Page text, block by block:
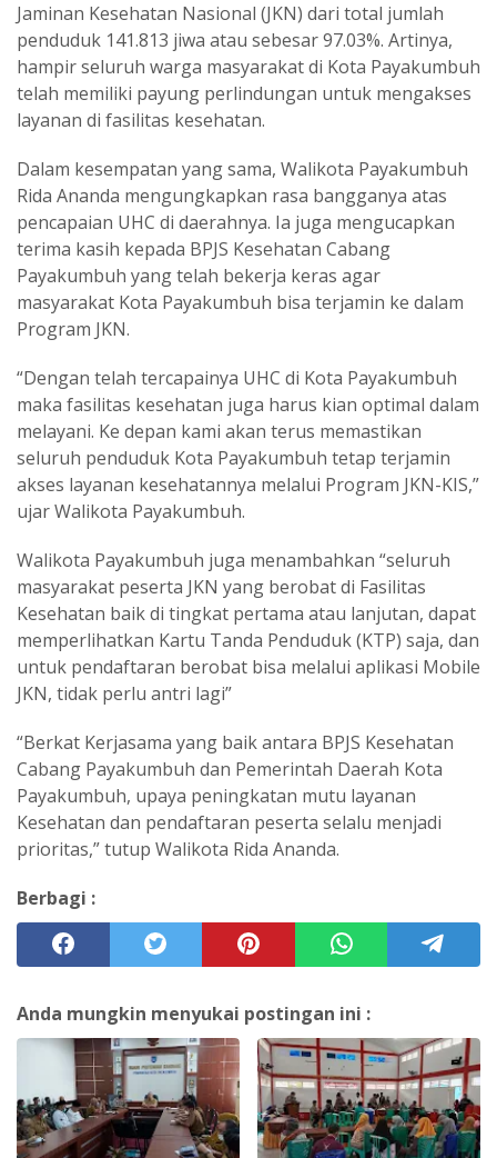
Jaminan Kesehatan Nasional (JKN) dari total jumlah
penduduk 141.813 jiwa atau sebesar 97.03%. Artinya,
hampir seluruh warga masyarakat di Kota Payakumbuh
telah memiliki payung perlindungan untuk mengakses
layanan di fasilitas kesehatan.
Dalam kesempatan yang sama, Walikota Payakumbuh
Rida Ananda mengungkapkan rasa bangganya atas
pencapaian UHC di daerahnya. Ia juga mengucapkan
terima kasih kepada BPJS Kesehatan Cabang
Payakumbuh yang telah bekerja keras agar
masyarakat Kota Payakumbuh bisa terjamin ke dalam
Program JKN.
“Dengan telah tercapainya UHC di Kota Payakumbuh
maka fasilitas kesehatan juga harus kian optimal dalam
melayani. Ke depan kami akan terus memastikan
seluruh penduduk Kota Payakumbuh tetap terjamin
akses layanan kesehatannya melalui Program JKN-KIS,”
ujar Walikota Payakumbuh.
Walikota Payakumbuh juga menambahkan “seluruh
masyarakat peserta JKN yang berobat di Fasilitas
Kesehatan baik di tingkat pertama atau lanjutan, dapat
memperlihatkan Kartu Tanda Penduduk (KTP) saja, dan
untuk pendaftaran berobat bisa melalui aplikasi Mobile
JKN, tidak perlu antri lagi”
“Berkat Kerjasama yang baik antara BPJS Kesehatan
Cabang Payakumbuh dan Pemerintah Daerah Kota
Payakumbuh, upaya peningkatan mutu layanan
Kesehatan dan pendaftaran peserta selalu menjadi
prioritas,” tutup Walikota Rida Ananda.
Berbagi :
Anda mungkin menyukai postingan ini :